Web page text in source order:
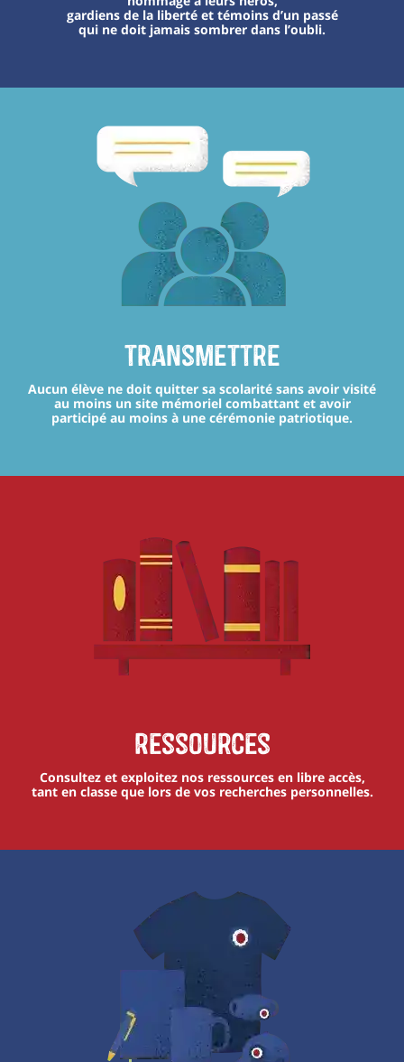
gardiens de la liberté et témoins d’un passé
qui ne doit jamais sombrer dans l’oubli.
transmettre
Aucun élève ne doit quitter sa scolarité sans avoir visité
au moins un site mémoriel combattant et avoir
participé au moins à une cérémonie patriotique.
Ressources
Consultez et exploitez nos ressources en libre accès,
tant en classe que lors de vos recherches personnelles.